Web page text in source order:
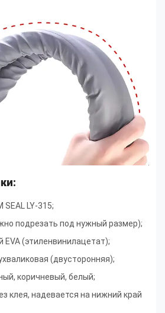
SEAL LY-315;
подрезать под нужный размер);
EVA (этиленвинилацетат);
(двусторонняя);
коричневый, белый;
клея, надевается на нижний край